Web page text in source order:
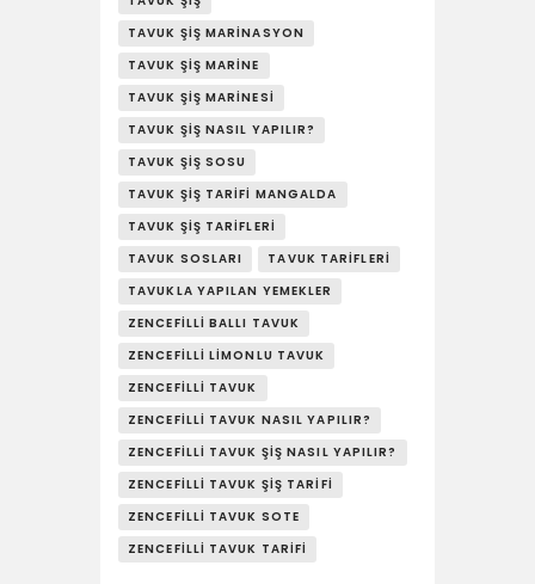
TAVUK ŞIŞ MARINASYON
TAVUK ŞIŞ MARINE
TAVUK ŞIŞ MARINESI
TAVUK ŞIŞ NASIL YAPILIR?
TAVUK ŞIŞ SOSU
TAVUK ŞIŞ TARIFI MANGALDA
TAVUK ŞIŞ TARIFLERI
TAVUK SOSLARI
TAVUK TARIFLERI
TAVUKLA YAPILAN YEMEKLER
ZENCEFILLI BALLI TAVUK
ZENCEFILLI LIMONLU TAVUK
ZENCEFILLI TAVUK
ZENCEFILLI TAVUK NASIL YAPILIR?
ZENCEFILLI TAVUK ŞIŞ NASIL YAPILIR?
ZENCEFILLI TAVUK ŞIŞ TARIFI
ZENCEFILLI TAVUK SOTE
ZENCEFILLI TAVUK TARIFI